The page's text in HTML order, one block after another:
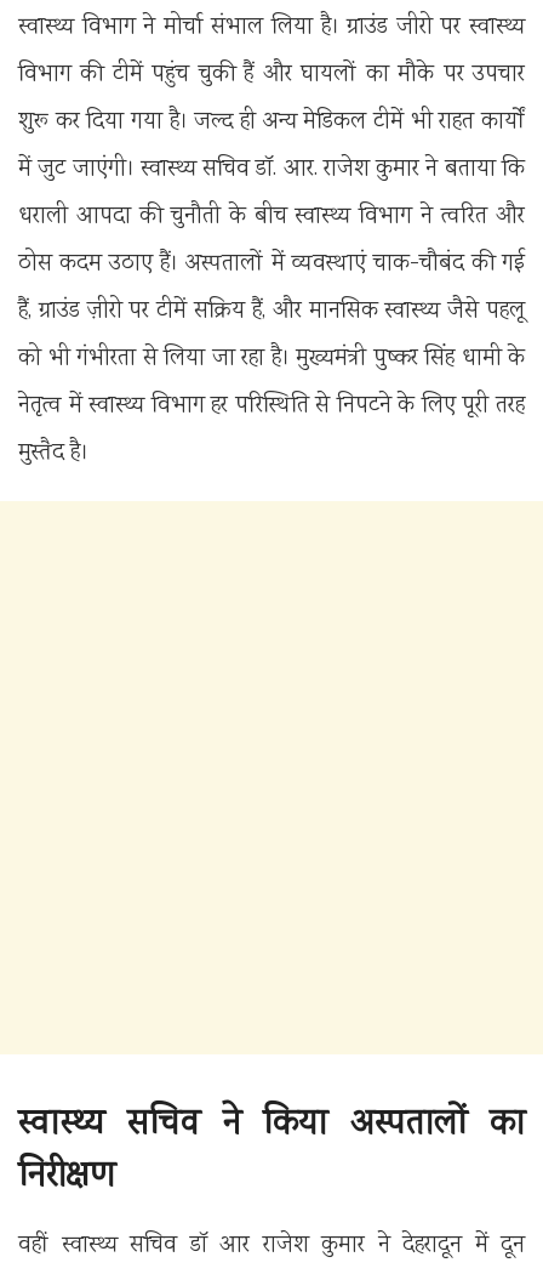
स्वास्थ्य विभाग ने मोर्चा संभाल लिया है। ग्राउंड जीरो पर स्वास्थ्य
विभाग की टीमें पहुंच चुकी हैं और घायलों का मौके पर उपचार
शुरू कर दिया गया है। जल्द ही अन्य मेडिकल टीमें भी राहत कार्यों
में जुट जाएंगी। स्वास्थ्य सचिव डॉ. आर. राजेश कुमार ने बताया कि
धराली आपदा की चुनौती के बीच स्वास्थ्य विभाग ने त्वरित और
ठोस कदम उठाए हैं। अस्पतालों में व्यवस्थाएं चाक-चौबंद की गई
हैं, ग्राउंड ज़ीरो पर टीमें सक्रिय हैं, और मानसिक स्वास्थ्य जैसे पहलू
को भी गंभीरता से लिया जा रहा है। मुख्यमंत्री पुष्कर सिंह धामी के
नेतृत्व में स्वास्थ्य विभाग हर परिस्थिति से निपटने के लिए पूरी तरह
मुस्तैद है।
स्वास्थ्य सचिव ने किया अस्पतालों का
निरीक्षण
वहीं स्वास्थ्य सचिव डॉ आर राजेश कुमार ने देहरादून में दून